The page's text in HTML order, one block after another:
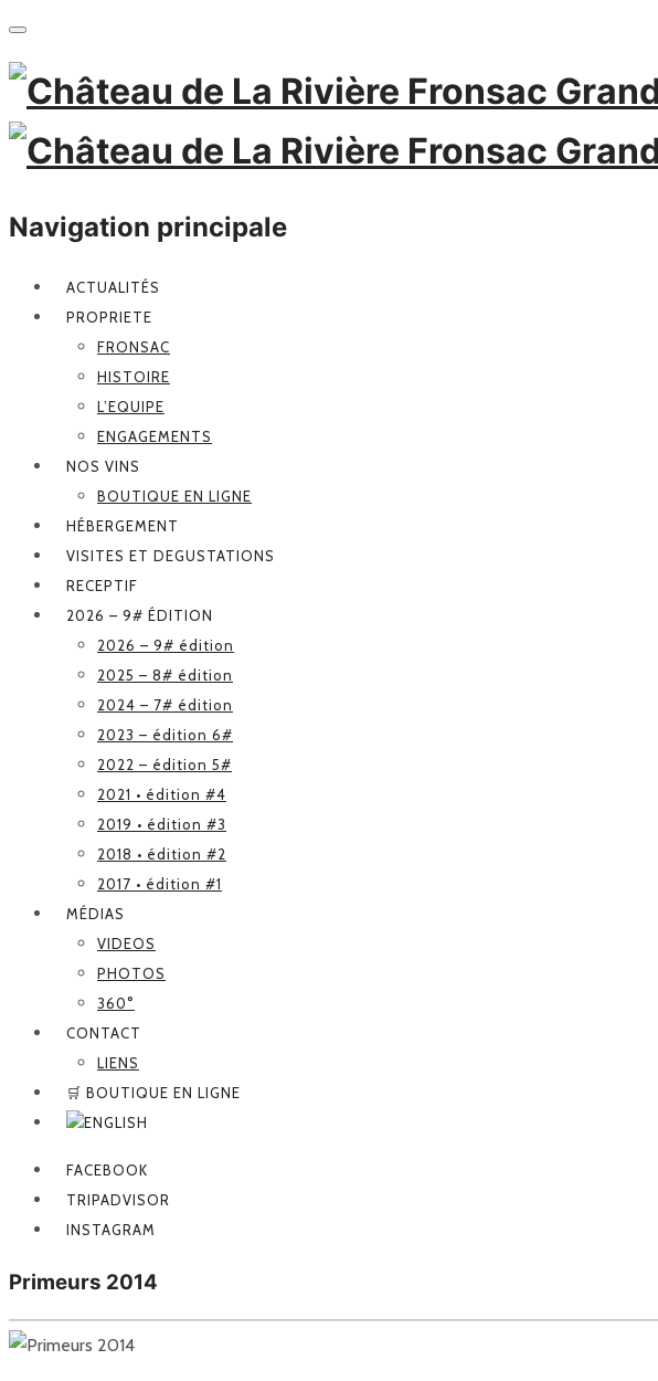
Navigation principale
ACTUALITÉS
PROPRIETE
FRONSAC
HISTOIRE
L’EQUIPE
ENGAGEMENTS
NOS VINS
BOUTIQUE EN LIGNE
HÉBERGEMENT
VISITES ET DEGUSTATIONS
RECEPTIF
2026 – 9# ÉDITION
2026 – 9# édition
2025 – 8# édition
2024 – 7# édition
2023 – édition 6#
2022 – édition 5#
2021 • édition #4
2019 • édition #3
2018 • édition #2
2017 • édition #1
MÉDIAS
VIDEOS
PHOTOS
360°
CONTACT
LIENS
🛒 BOUTIQUE EN LIGNE
FACEBOOK
TRIPADVISOR
INSTAGRAM
Primeurs 2014